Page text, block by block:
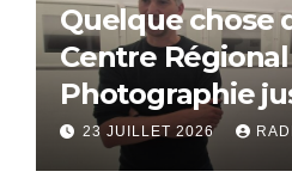
Quelque chose
Centre
Photographie
octobre
23 JUILLET 2026